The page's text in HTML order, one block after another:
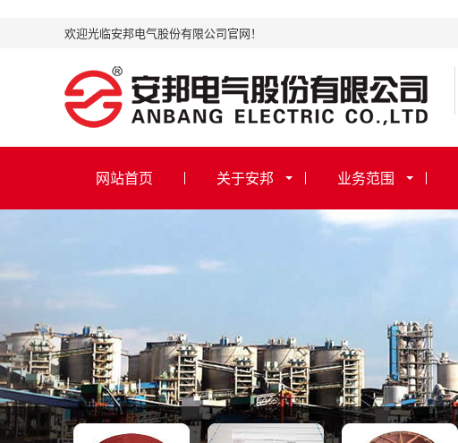
欢迎光临安邦电气股份有限公司官网！
网站首页 关于安邦 业务范围